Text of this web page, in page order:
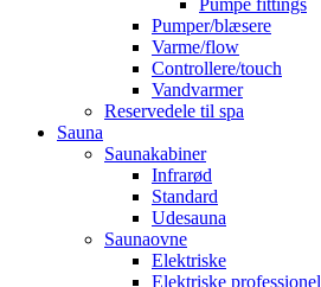
Pumpe fittings
Pumper/blæsere
Varme/flow
Controllere/touch
Vandvarmer
Reservedele til spa
Sauna
Saunakabiner
Infrarød
Standard
Udesauna
Saunaovne
Elektriske
Elektriske professionel